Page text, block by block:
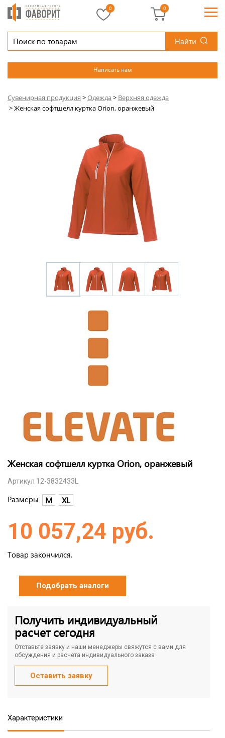
Найти
Написать нам
0 0
Сувенирная продукция >Одежда> Верхняя одежда
>Женская софтшелл куртка Orion, оранжевый
Женская софтшелл куртка Orion, оранжевый
Артикул 12-3832433L
Размеры M XL
10 057,24 руб.
Товар закончился.
Подобрать аналоги
Получить индивидуальный
расчет сегодня
Отставьте заявку и наши менеджеры свяжутся с вами для
обсуждения и расчета индивидуального заказа
Оставить заявку
Характеристики